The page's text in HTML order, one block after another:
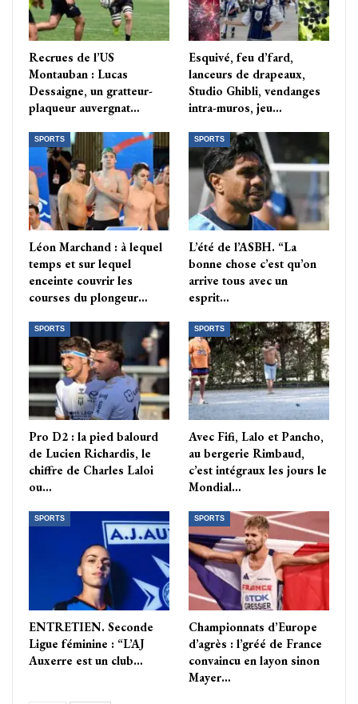
Recrues de l’US
Montauban : Lucas
Dessaigne, un gratteur-
plaqueur auvergnat…
Esquivé, feu d’fard,
lanceurs de drapeaux,
Studio Ghibli, vendanges
intra-muros, jeu…
SPORTS
Léon Marchand : à lequel
temps et sur lequel
enceinte couvrir les
courses du plongeur…
SPORTS
L’été de l’ASBH. “La
bonne chose c’est qu’on
arrive tous avec un
esprit…
SPORTS
Pro D2 : la pied balourd
de Lucien Richardis, le
chiffre de Charles Laloi
ou…
SPORTS
Avec Fifi, Lalo et Pancho,
au bergerie Rimbaud,
c’est intégraux les jours le
Mondial…
SPORTS
ENTRETIEN. Seconde
Ligue féminine : “L’AJ
Auxerre est un club…
SPORTS
Championnats d’Europe
d’agrès : l’gréé de France
convaincu en layon sinon
Mayer…